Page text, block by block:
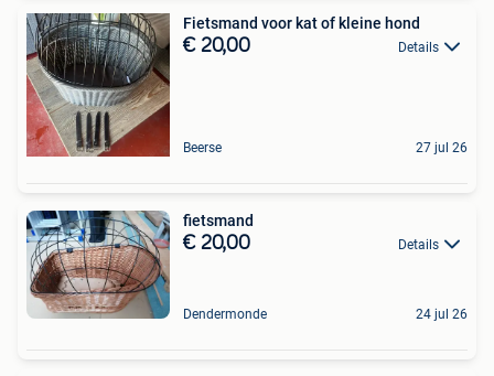
Fietsmand voor kat of kleine hond
€ 20,00 Details
Beerse 27 jul 26
fietsmand
€ 20,00 Details
Dendermonde 24 jul 26